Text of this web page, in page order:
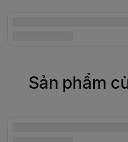
Sản phẩm